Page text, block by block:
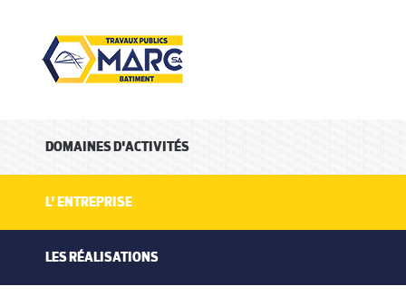
DOMAINES D'ACTIVITÉS
L' ENTREPRISE
LES RÉALISATIONS